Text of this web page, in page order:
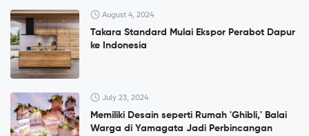
August 4, 2024
Takara Standard Mulai Ekspor Perabot Dapur
ke Indonesia
July 23, 2024
Memiliki Desain seperti Rumah 'Ghibli,' Balai
Warga di Yamagata Jadi Perbincangan